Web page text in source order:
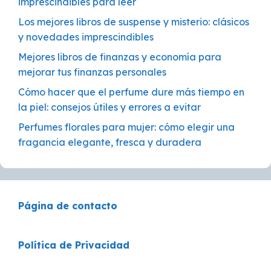
Los mejores libros de suspense y misterio: clásicos
y novedades imprescindibles
Mejores libros de finanzas y economía para
mejorar tus finanzas personales
Cómo hacer que el perfume dure más tiempo en
la piel: consejos útiles y errores a evitar
Perfumes florales para mujer: cómo elegir una
fragancia elegante, fresca y duradera
Página de contacto
Política de Privacidad